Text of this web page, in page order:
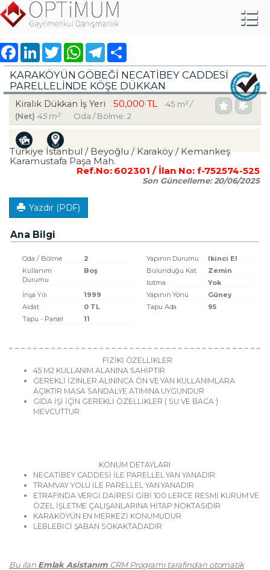
FacebookLinkedInTwitter WhatsAppTelegram
KARAKÖYÜN GÖBEĞİ NECATİBEY CADDESİ
PARELLELİNDE KÖŞE DÜKKAN
Kiralık Dükkan İş Yeri 50,000 TL 45 m²/
(Net) 45 m² Oda / Bölme: 2
Türkiye İstanbul / Beyoğlu / Karaköy / Kemankeş
Karamustafa Paşa Mah.
Ref.No: 602301 / İlan No: f-752574-525
Son Güncelleme:20/06/2025
Yazdır (PDF)
Ana Bilgi
Oda / Bölme 2 Yapının Durumu
Ikinci El
Kullanım
Durumu
Boş Bulunduğu Kat
Zemin
Isıtma
Yok
İnşa Yılı
1999 Yapının Yönü
Güney
Aidat
0 TL Tapu Ada
95
Tapu - Parsel
11
FİZİKİ ÖZELLİKLER
45 M2 KULLANIM ALANINA SAHİPTİR
GEREKLİ İZİNLER ALININCA ÖN VE YAN KULLANIMLARA
AÇIKTIR MASA SANDALYE ATIMINA UYGUNDUR
GIDA İŞİ İÇİN GEREKLİ ÖZELLİKLER ( SU VE BACA )
MEVCUTTUR
KONUM DETAYLARI
​NECATİBEY CADDESİ İLE PARELLEL YAN YANADIR
TRAMVAY YOLU İLE PARELLEL YAN YANADIR
ETRAFINDA VERGİ DAİRESİ GİBİ 100 LERCE RESMİ KURUM VE
ÖZEL İŞLETME ÇALIŞANLARINA HİTAP NOKTASIDIR
KARAKÖYÜN EN MERKEZİ KONUMUDUR
LEBLEBİCİ ŞABAN SOKAKTADADIR
Bu ilan Emlak AsistanımCRM Programı tarafından otomatik